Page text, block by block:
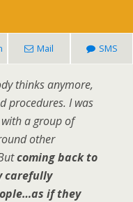
Mail SMS
thinks anymore,
procedures. I was
a group of
other
coming back to
carefully
if they